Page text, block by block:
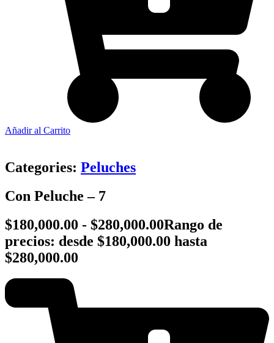
Añadir al Carrito
Categories: Peluches
Con Peluche – 7
$180,000.00 - $280,000.00Rango de
precios: desde $180,000.00 hasta
$280,000.00